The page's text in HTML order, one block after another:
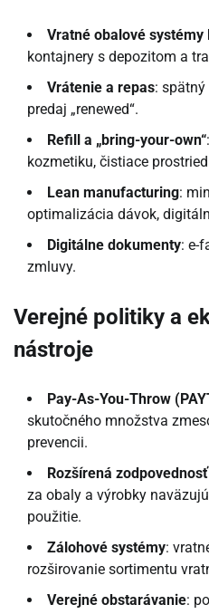
Vratné obalové systémy
kontajnery s depozitom a
Vrátenie a repas: spätný
predaj „renewed“.
Refill a „bring-your-own“
kozmetiku, čistiace
Lean manufacturing:
optimalizácia dávok,
Digitálne dokumenty: e-
zmluvy.
Verejné politiky a
nástroje
Pay-As-You-Throw
skutočného množstva
prevencii.
Rozšírená
za obaly a výrobky
použitie.
Zálohové systémy:
rozširovanie sortimentu
Verejné obstarávanie: